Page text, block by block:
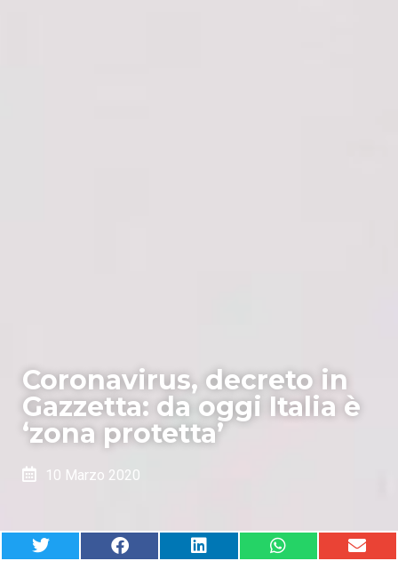
Coronavirus, decreto in
Gazzetta: da oggi Italia è
‘zona protetta’
10 Marzo 2020